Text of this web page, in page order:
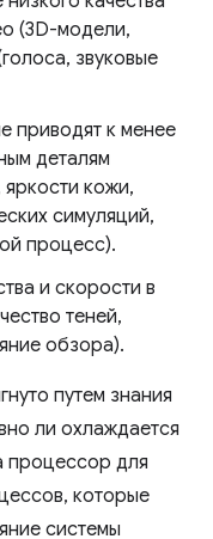
(3D-модели,
звуковые
приводят к менее
деталям
яркости кожи,
симуляций,
процесс).
и скорости в
теней,
обзора).
путем знания
ли охлаждается
процессор для
которые
системы